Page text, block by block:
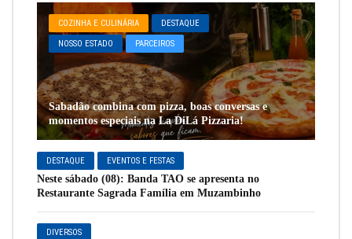
COZINHA E CULINÁRIA DESTAQUE
NOSSO ESTADO PARCEIROS
Sabadão combina com pizza, boas conversas e
momentos especiais na La DiLá Pizzaria!
DESTAQUE EVENTOS E FESTAS
Neste sábado (08): Banda TAO se apresenta no
Restaurante Sagrada Família em Muzambinho
DIVERSOS